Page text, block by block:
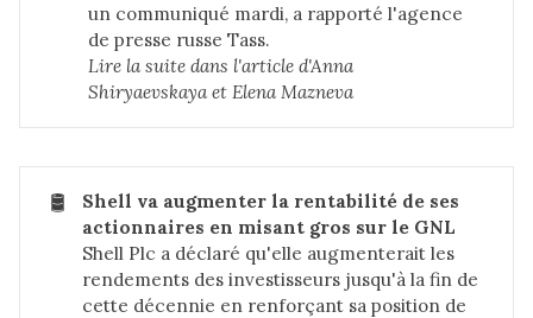
un communiqué mardi, a rapporté l'agence
de presse russe Tass.
Lire la suite dans l'article d'Anna
Shiryaevskaya et Elena Mazneva
🛢️
Shell va augmenter la rentabilité de ses
actionnaires en misant gros sur le GNL
Shell Plc a déclaré qu'elle augmenterait les
rendements des investisseurs jusqu'à la fin de
cette décennie en renforçant sa position de